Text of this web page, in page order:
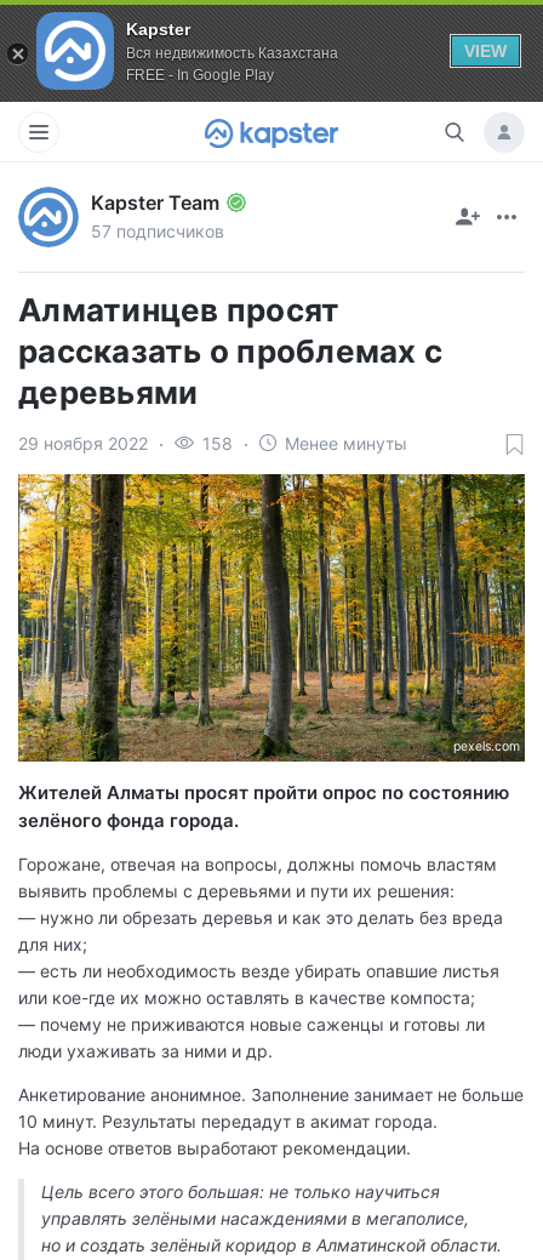
Kapster
Вся недвижимость Казахстана
FREE - In Google Play
VIEW
Kapster Team
57 подписчиков
Алматинцев просят
рассказать о проблемах с
деревьями
29 ноября 2022 158 Менее минуты
pexels.com
Жителей Алматы просят пройти опрос по состоянию
зелёного фонда города.
Горожане, отвечая на вопросы, должны помочь властям
выявить проблемы с деревьями и пути их решения:
— нужно ли обрезать деревья и как это делать без вреда
для них;
— есть ли необходимость везде убирать опавшие листья
или кое-где их можно оставлять в качестве компоста;
— почему не приживаются новые саженцы и готовы ли
люди ухаживать за ними и др.
Анкетирование анонимное. Заполнение занимает не больше
10 минут. Результаты передадут в акимат города.
На основе ответов выработают рекомендации.
Цель всего этого большая: не только научиться
управлять зелёными насаждениями в мегаполисе,
но и создать зелёный коридор в Алматинской области.